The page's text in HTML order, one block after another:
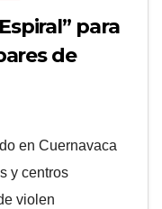
para
de
en Cuernavaca
y centros
violen